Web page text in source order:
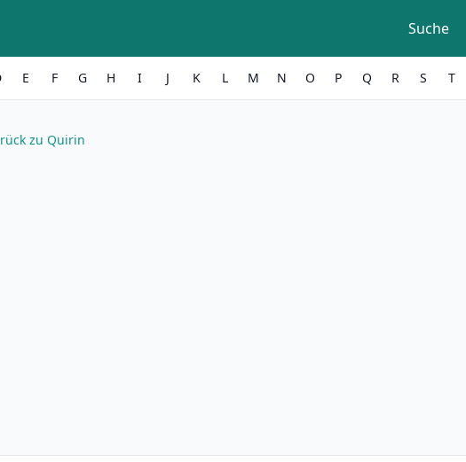
Suche
E F G H I J K L M N O P Q R S T
zu Quirin